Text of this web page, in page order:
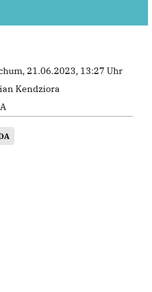
21.06.2023, 13:27 Uhr
Kendziora